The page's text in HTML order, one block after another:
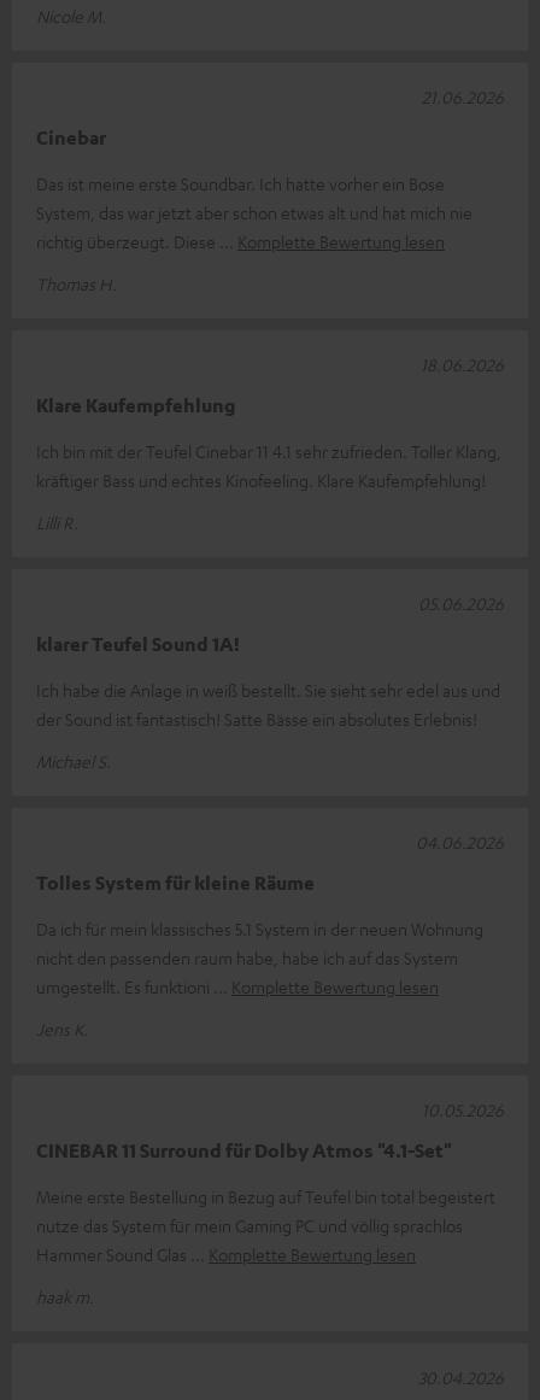
Nicole M.
Cinebar
Das ist meine erste Soundbar. Ich hatte vorher ein Bose
System, das war jetzt aber schon etwas alt und hat mich nie
richtig überzeugt. Diese
Komplette Bewertung lesen
Thomas H.
21.06.2026
Klare Kaufempfehlung
Ich bin mit der Teufel Cinebar 11 4.1 sehr zufrieden. Toller Klang,
kräftiger Bass und echtes Kinofeeling. Klare Kaufempfehlung!
Lilli R.
18.06.2026
klarer Teufel Sound 1A!
Ich habe die Anlage in weiß bestellt. Sie sieht sehr edel aus und
der Sound ist fantastisch! Satte Bässe ein absolutes Erlebnis!
Michael S.
05.06.2026
Tolles System für kleine Räume
Da ich für mein klassisches 5.1 System in der neuen Wohnung
nicht den passenden raum habe, habe ich auf das System
umgestellt. Es funktioni
Komplette Bewertung lesen
Jens K.
04.06.2026
CINEBAR 11 Surround für Dolby Atmos "4.1-Set"
Meine erste Bestellung in Bezug auf Teufel bin total begeistert
nutze das System für mein Gaming PC und völlig sprachlos
Hammer Sound Glas
Komplette Bewertung lesen
haak m.
10.05.2026
30.04.2026